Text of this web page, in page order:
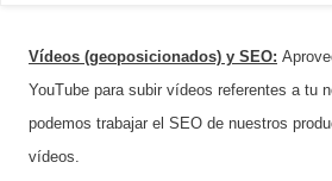
Vídeos (geoposicionados) y SEO:
YouTube para subir vídeos referentes a tu
podemos trabajar el SEO de nuestros
vídeos.